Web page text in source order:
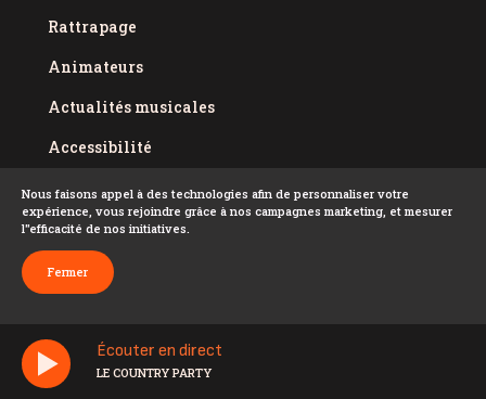
Écouter en direct
LE COUNTRY PARTY
Rattrapage
Animateurs
Actualités musicales
Accessibilité
Politique de confidentialité
Conditions d'utilisation
FAQ
Nous faisons appel à des technologies afin de personnaliser votre
expérience, vous rejoindre grâce à nos campagnes marketing, et mesurer
l''efficacité de nos initiatives.
Fermer